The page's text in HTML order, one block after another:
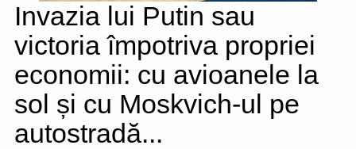
Invazia lui Putin sau
victoria împotriva propriei
economii: cu avioanele la
sol și cu Moskvich-ul pe
autostradă...